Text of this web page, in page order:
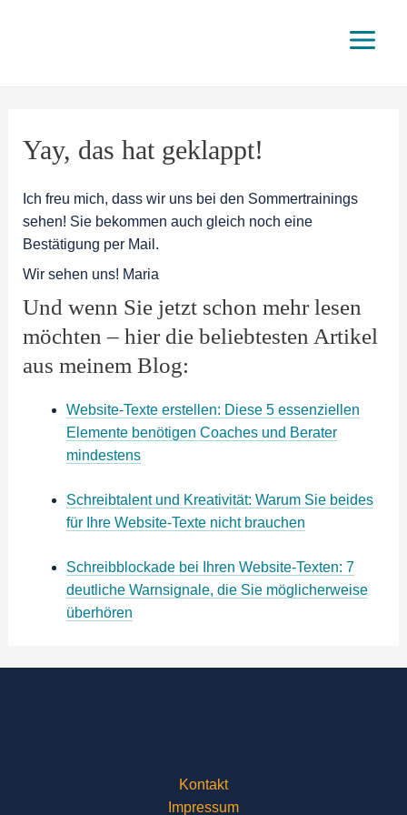
Main
Yay, das hat geklappt!
Ich freu mich, dass wir uns bei den Sommertrainings
sehen! Sie bekommen auch gleich noch eine
Bestätigung per Mail.
Wir sehen uns! Maria
Und wenn Sie jetzt schon mehr lesen
möchten – hier die beliebtesten Artikel
aus meinem Blog:
Website-Texte erstellen: Diese 5 essenziellen
Elemente benötigen Coaches und Berater
mindestens
Schreibtalent und Kreativität: Warum Sie beides
für Ihre Website-Texte nicht brauchen
Schreibblockade bei Ihren Website-Texten: 7
deutliche Warnsignale, die Sie möglicherweise
überhören
Kontakt
Impressum